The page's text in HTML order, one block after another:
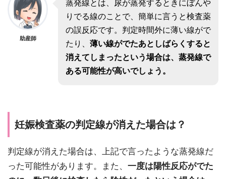
助産師
蒸発線とは、尿が蒸発するときにぼんや
りでる線のことで、簡単に言うと検査薬
の誤反応です。判定時間外に薄い線がで
たり、 薄い線がでたあとしばらくすると
消えてしまったという場合は、蒸発線で
ある可能性が高いでしょう。
妊娠検査薬の判定線が消えた場合は？
判定線が消えた場合は、上記で言ったような蒸発線だ
った可能性があります。また、 一度は陽性反応がでた